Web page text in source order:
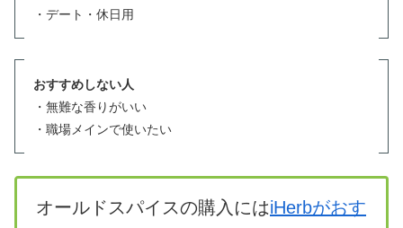
・デート・休日用
おすすめしない人
・無難な香りがいい
・職場メインで使いたい
オールドスパイスの購入にはiHerbがおす